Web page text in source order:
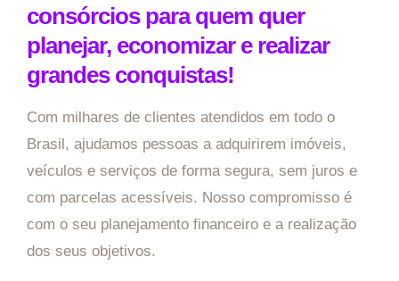
consórcios para quem quer
planejar, economizar e realizar
grandes conquistas!
Com milhares de clientes atendidos em todo o
Brasil, ajudamos pessoas a adquirirem imóveis,
veículos e serviços de forma segura, sem juros e
com parcelas acessíveis. Nosso compromisso é
com o seu planejamento financeiro e a realização
dos seus objetivos.